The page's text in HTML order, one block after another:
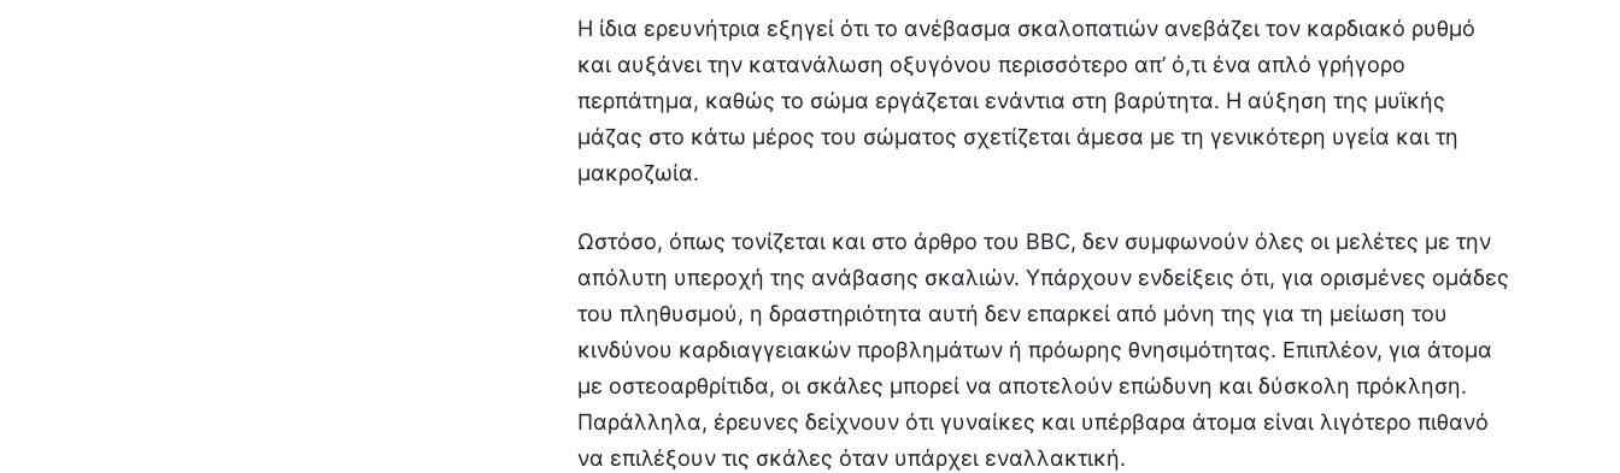
Η ίδια ερευνήτρια εξηγεί ότι το ανέβασμα σκαλοπατιών ανεβάζει τον καρδιακό ρυθμό
και αυξάνει την κατανάλωση οξυγόνου περισσότερο απ’ ό,τι ένα απλό γρήγορο
περπάτημα, καθώς το σώμα εργάζεται ενάντια στη βαρύτητα. Η αύξηση της μυϊκής
μάζας στο κάτω μέρος του σώματος σχετίζεται άμεσα με τη γενικότερη υγεία και τη
μακροζωία.
Ωστόσο, όπως τονίζεται και στο άρθρο του BBC, δεν συμφωνούν όλες οι μελέτες με την
απόλυτη υπεροχή της ανάβασης σκαλιών. Υπάρχουν ενδείξεις ότι, για ορισμένες ομάδες
του πληθυσμού, η δραστηριότητα αυτή δεν επαρκεί από μόνη της για τη μείωση του
κινδύνου καρδιαγγειακών προβλημάτων ή πρόωρης θνησιμότητας. Επιπλέον, για άτομα
με οστεοαρθρίτιδα, οι σκάλες μπορεί να αποτελούν επώδυνη και δύσκολη πρόκληση.
Παράλληλα, έρευνες δείχνουν ότι γυναίκες και υπέρβαρα άτομα είναι λιγότερο πιθανό
να επιλέξουν τις σκάλες όταν υπάρχει εναλλακτική.